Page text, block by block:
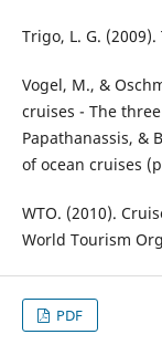
Trigo, L. G.
Vogel, M., &
cruises - The
Papathanassis, &
of ocean cruises
WTO. (2010).
World Tourism
PDF